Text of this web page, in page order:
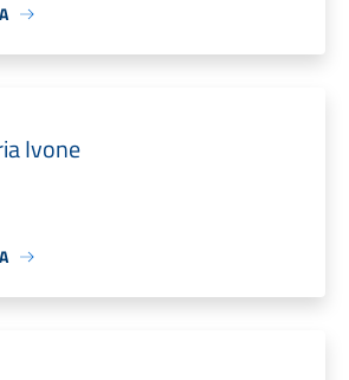
Ivone